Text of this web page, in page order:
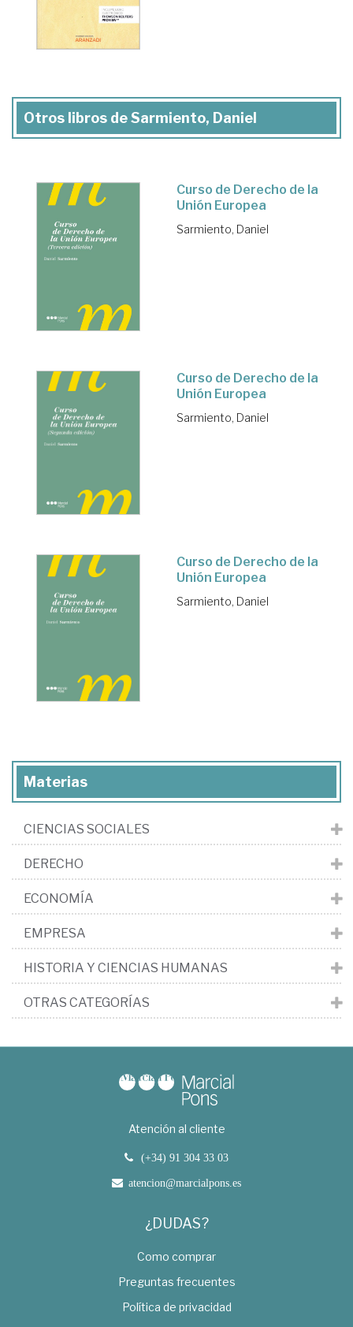
Otros libros de Sarmiento, Daniel
Curso de Derecho de la
Unión Europea
Sarmiento, Daniel
Curso de Derecho de la
Unión Europea
Sarmiento, Daniel
Curso de Derecho de la
Unión Europea
Sarmiento, Daniel
Materias
CIENCIAS SOCIALES
DERECHO
ECONOMÍA
EMPRESA
HISTORIA Y CIENCIAS HUMANAS
OTRAS CATEGORÍAS
Atención al cliente
(+34) 91 304 33 03
atencion@marcialpons.es
¿DUDAS?
Como comprar
Preguntas frecuentes
Política de privacidad